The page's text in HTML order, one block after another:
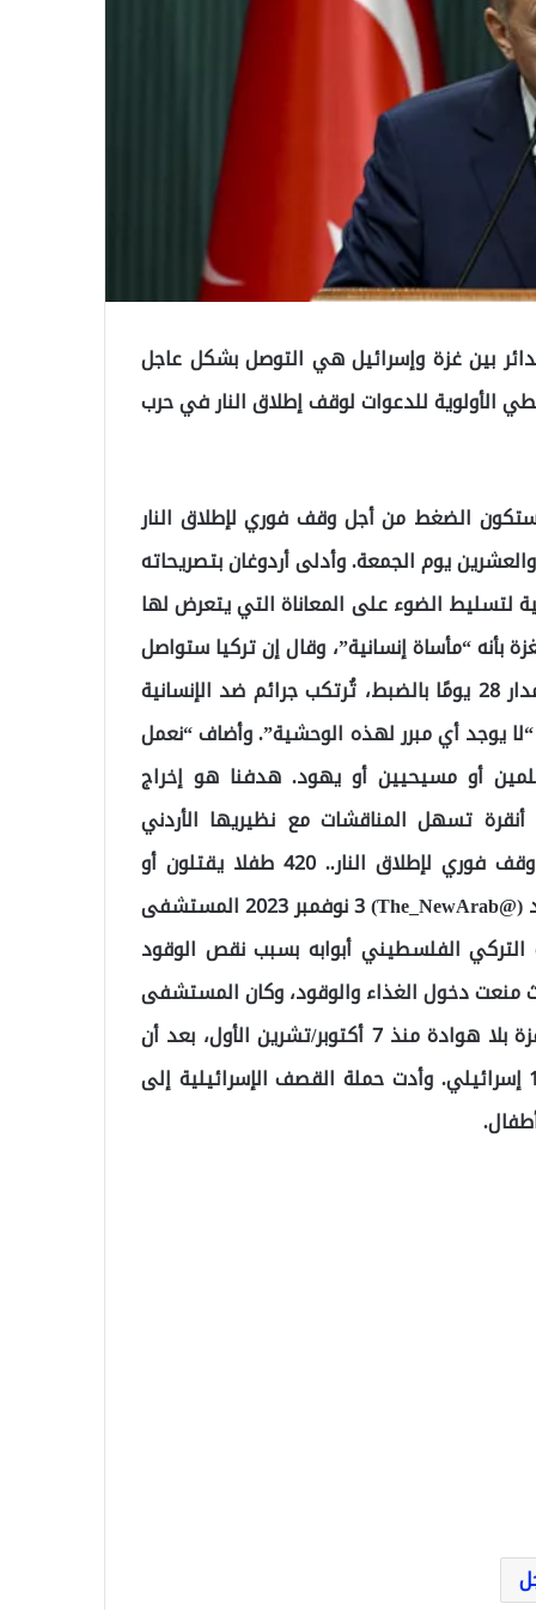
بين غزة وإسرائيل هي التوصل بشكل عاجل
الأولوية للدعوات لوقف إطلاق النار في حرب
ستكون الضغط من أجل وقف فوري لإطلاق النار
يوم الجمعة. وأدلى أردوغان بتصريحاته
لتسليط الضوء على المعاناة التي يتعرض لها
“مأساة إنسانية”، وقال إن تركيا ستواصل
أيضًا جهودها لبناء أساس لمؤتمر دولي للسلام. “على مدار 28 يومًا بالضبط، تُرتكب جرائم ضد الإنسانية
يوجد أي مبرر لهذه الوحشية”. وأضاف “نعمل
أو مسيحيين أو يهود. هدفنا هو إخراج
تسهل المناقشات مع نظيريها الأردني
والسعودي لتخطيط الخطوات التي يمكن اتخاذها نحو وقف فوري لإطلاق النار.. 420 طفلا يقتلون أو
يصابون يوميا في حرب إسرائيل على غزة — العربي الجديد (@The_NewArab) 3 نوفمبر 2023 المستشفى
الفلسطيني أبوابه بسبب نقص الوقود
منعت دخول الغذاء والوقود، وكان المستشفى
الوحيد في القطاع المحاصر. لقد قامت إسرائيل بقصف غزة بلا هوادة منذ 7 أكتوبر/تشرين الأول، بعد أن
شنت حماس هجوماً مفاجئاً قيل إنه أدى إلى مقتل 1400 إسرائيلي. وأدت حملة القصف الإسرائيلية إلى